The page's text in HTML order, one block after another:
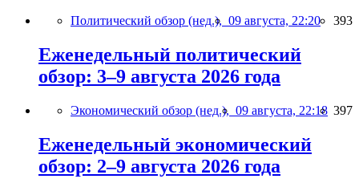
Политический обзор (нед.), 09 августа, 22:20 393
Еженедельный политический
обзор: 3–9 августа 2026 года
Экономический обзор (нед.), 09 августа, 22:18 397
Еженедельный экономический
обзор: 2–9 августа 2026 года